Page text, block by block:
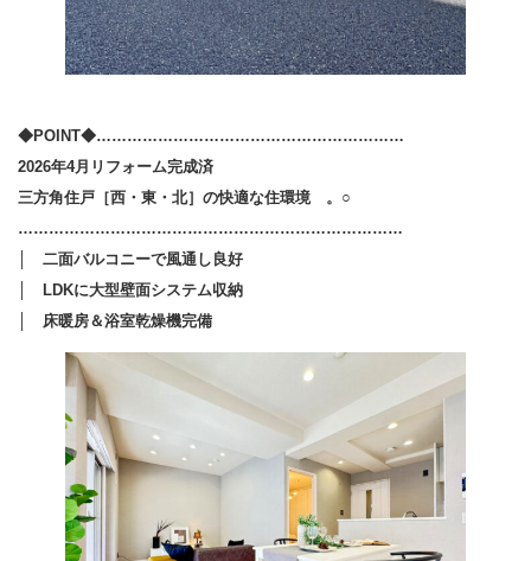
◆POINT◆……………………………………………………
2026年4月リフォーム完成済
三方角住戸［西・東・北］の快適な住環境 。○
…………………………………………………………………
│ 二面バルコニーで風通し良好
│ LDKに大型壁面システム収納
│ 床暖房＆浴室乾燥機完備